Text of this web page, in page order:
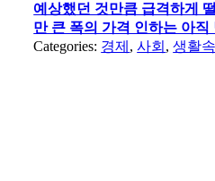
예상했던 것만큼 급격하게
만 큰 폭의 가격 인하는 아직
Categories: 경제 ,사회 ,생활